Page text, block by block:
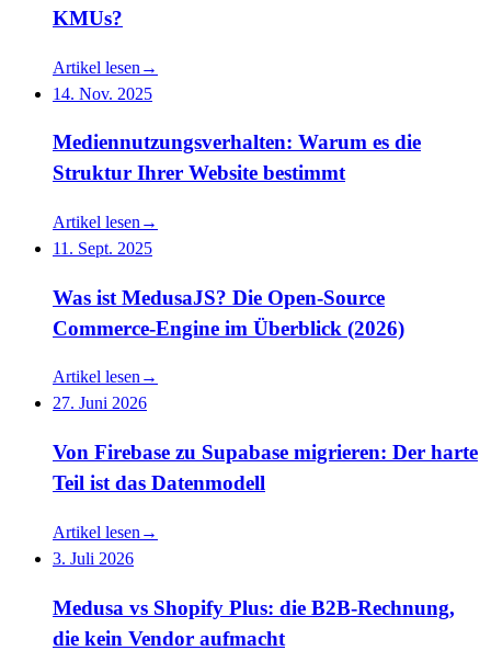
KMUs?
Artikel lesen →
14. Nov. 2025
Mediennutzungsverhalten: Warum es die
Struktur Ihrer Website bestimmt
Artikel lesen →
11. Sept. 2025
Was ist MedusaJS? Die Open-Source
Commerce-Engine im Überblick (2026)
Artikel lesen→
27. Juni 2026
Von Firebase zu Supabase migrieren: Der harte
Teil ist das Datenmodell
Artikel lesen →
3. Juli 2026
Medusa vs Shopify Plus: die B2B-Rechnung,
die kein Vendor aufmacht